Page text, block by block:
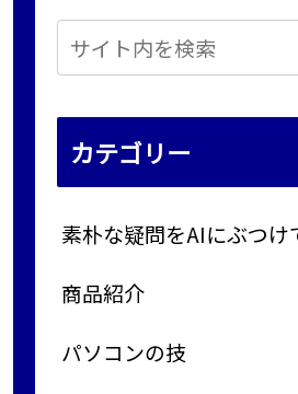
カテゴリー
素朴な疑問をAIにぶつけ
商品紹介
パソコンの技